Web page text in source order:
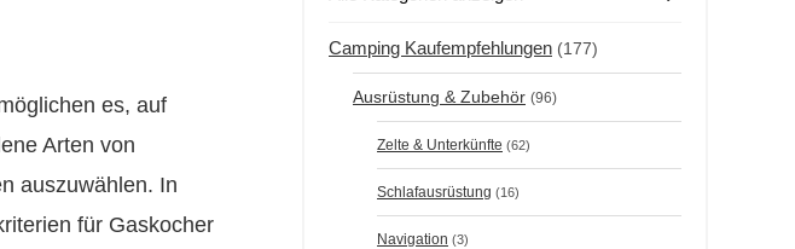
es, auf
Arten von
auszuwählen. In
für Gaskocher
Camping Kaufempfehlungen (177)
Ausrüstung & Zubehör (96)
Zelte & Unterkünfte (62)
Schlafausrüstung (16)
Navigation (3)